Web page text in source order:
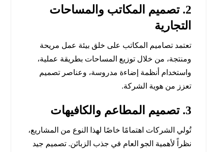
2. تصميم المكاتب والمساحات
التجارية
تعتمد تصاميم المكاتب على خلق بيئة عمل مريحة
ومنتجة، من خلال توزيع المساحات بطريقة عملية،
واستخدام أنظمة إضاءة مدروسة، وعناصر تصميم
تعزز من هوية الشركة.
3. تصميم المطاعم والكافيهات
تُولي الشركات اهتمامًا خاصًا لهذا النوع من المشاريع،
نظراً لأهمية الجو العام في جذب الزبائن. تصميم جيد